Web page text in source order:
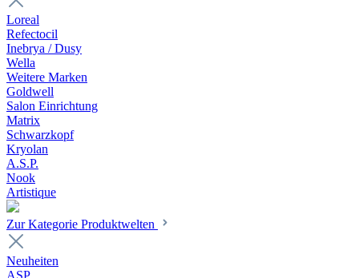
Loreal
Refectocil
Inebrya / Dusy
Wella
Weitere Marken
Goldwell
Salon Einrichtung
Matrix
Schwarzkopf
Kryolan
A.S.P.
Nook
Artistique
Zur Kategorie Produktwelten
Neuheiten
ASP